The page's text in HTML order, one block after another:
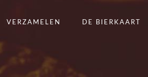
VERZAMELEN DE BIERKAART